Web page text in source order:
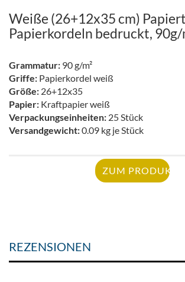
Weiße (26+12x35 cm)
Papierkordeln bedruckt, 90g/
Grammatur: 90 g/m²
Griffe: Papierkordel weiß
Größe: 26+12x35
Papier: Kraftpapier weiß
Verpackungseinheiten: 25 Stück
Versandgewicht:0.09 kg je Stück
ZUM PRODUKT
REZENSIONEN